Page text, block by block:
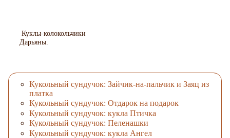
Куклы-колокольчики
Дарьяны.
Кукольный сундучок: Зайчик-на-пальчик и Заяц из
платка
Кукольный сундучок: Отдарок на подарок
Кукольный сундучок: кукла Птичка
Кукольный сундучок: Пеленашки
Кукольный сундучок: кукла Ангел